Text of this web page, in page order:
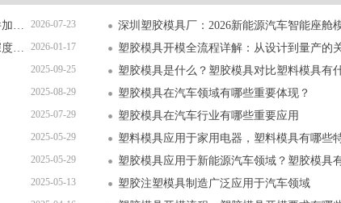
2026-07-23
深圳精密塑胶模具开模厂：消费电子与智能家居塑胶件加工全解析
2026-01-17
塑胶模具加工全攻略：从设计原理到高效生产的行业深度指南 塑胶模具开模全流程详解：从设计到量产的
2025-09-25 塑胶模具是什么？塑胶模具对比塑料模具有
2025-08-29 塑胶模具在汽车领域有哪些重要体现？
2025-07-29 塑胶模具在汽车行业有哪些重要应用
2025-05-29 塑料模具应用于家用电器，塑料模具有哪些
2025-05-29 塑胶模具应用于新能源汽车领域？塑胶模具
2025-05-13 塑胶注塑模具制造广泛应用于汽车领域